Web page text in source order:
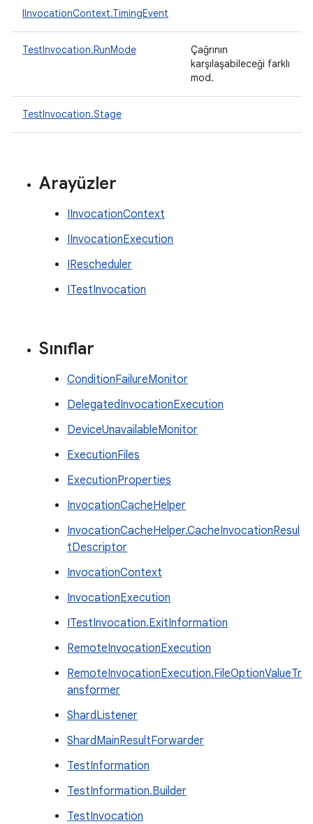
IInvocationContext.TimingEvent
TestInvocation.RunMode
Çağrının
karşılaşabileceği farklı
mod.
TestInvocation.Stage
Arayüzler
IInvocationContext
IInvocationExecution
IRescheduler
ITestInvocation
Sınıflar
ConditionFailureMonitor
DelegatedInvocationExecution
DeviceUnavailableMonitor
ExecutionFiles
ExecutionProperties
InvocationCacheHelper
InvocationCacheHelper.CacheInvocationResul
tDescriptor
InvocationContext
InvocationExecution
ITestInvocation.ExitInformation
RemoteInvocationExecution
RemoteInvocationExecution.FileOptionValueTr
ansformer
ShardListener
ShardMainResultForwarder
TestInformation
TestInformation.Builder
TestInvocation